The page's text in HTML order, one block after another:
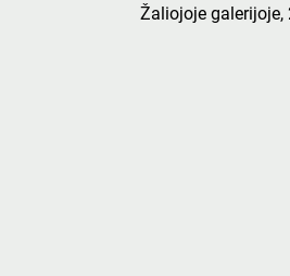
Žaliojoje galerijoje,